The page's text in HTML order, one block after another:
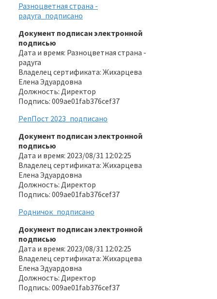
Разноцветная страна -
радуга_подписано
Документ подписан электронной
подписью
Дата и время: Разноцветная страна -
радуга
Владелец сертификата: Жихарцева
Елена Эдуардовна
Должность: Директор
Подпись: 009ae01fab376cef37
РепПост 2023_подписано
Документ подписан электронной
подписью
Дата и время: 2023/08/31 12:02:25
Владелец сертификата: Жихарцева
Елена Эдуардовна
Должность: Директор
Подпись: 009ae01fab376cef37
Родничок_подписано
Документ подписан электронной
подписью
Дата и время: 2023/08/31 12:02:25
Владелец сертификата: Жихарцева
Елена Эдуардовна
Должность: Директор
Подпись: 009ae01fab376cef37